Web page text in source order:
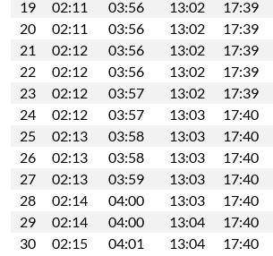
19
02:11 03:56 13:02 17:39
20
02:11 03:56 13:02 17:39
21
02:12 03:56 13:02 17:39
22
02:12 03:56 13:02 17:39
23
02:12 03:57 13:02 17:39
24
02:12 03:57 13:03 17:40
25
02:13 03:58 13:03 17:40
26
02:13 03:58 13:03 17:40
27
02:13 03:59 13:03 17:40
28
02:14 04:00 13:03 17:40
29
02:14 04:00 13:04 17:40
30
02:15 04:01 13:04 17:40